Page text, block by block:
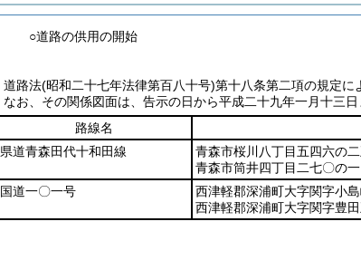
○道路の供用の開始
道路法(昭和二十七年法律第百八十号)第十八条第二項の規定に
なお、その関係図面は、告示の日から平成二十九年一月十三
路線名
県道青森田代十和田線
青森市桜川八丁目五四六の
青森市筒井四丁目二七〇の
国道一〇一号
西津軽郡深浦町大字関字小
西津軽郡深浦町大字関字豊